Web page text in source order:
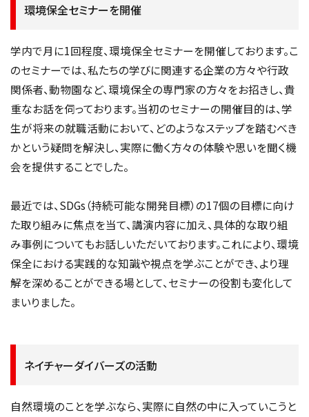
環境保全セミナーを開催
学内で月に1回程度、環境保全セミナーを開催しております。こ
のセミナーでは、私たちの学びに関連する企業の方々や行政
関係者、動物園など、環境保全の専門家の方々をお招きし、貴
重なお話を伺っております。当初のセミナーの開催目的は、学
生が将来の就職活動において、どのようなステップを踏むべき
かという疑問を解決し、実際に働く方々の体験や思いを聞く機
会を提供することでした。
最近では、SDGs（持続可能な開発目標）の17個の目標に向け
た取り組みに焦点を当て、講演内容に加え、具体的な取り組
み事例についてもお話しいただいております。これにより、環境
保全における実践的な知識や視点を学ぶことができ、より理
解を深めることができる場として、セミナーの役割も変化して
まいりました。
ネイチャーダイバーズの活動
自然環境のことを学ぶなら、実際に自然の中に入っていこうと